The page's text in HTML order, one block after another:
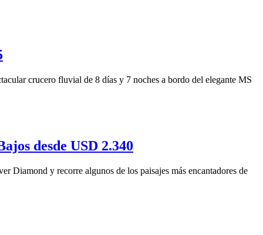
crucero fluvial de 8 días y 7 noches a bordo del elegante MS
desde USD 2.340
Diamond y recorre algunos de los paisajes más encantadores de